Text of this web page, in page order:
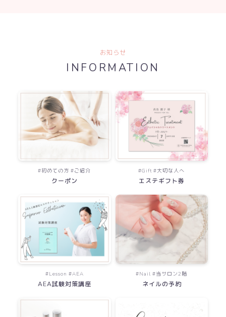
お知らせ
INFORMATION
#初めての方 #ご紹介
クーポン
#Gift #大切な人へ
エステギフト券
#Lesson #AEA
AEA試験対策講座
#Nail #当サロン2階
ネイルの予約